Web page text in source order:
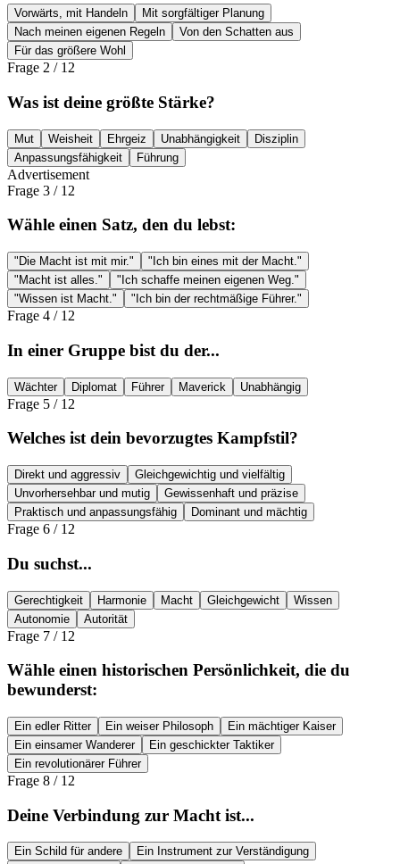
Vorwärts, mit Handeln
Mit sorgfältiger Planung
Nach meinen eigenen Regeln
Von den Schatten aus
Für das größere Wohl
Frage 2 / 12
Was ist deine größte Stärke?
Mut Weisheit Ehrgeiz Unabhängigkeit
Disziplin
Anpassungsfähigkeit
Führung
Advertisement
Frage 3 / 12
Wähle einen Satz, den du lebst:
"Die Macht ist mit mir."
"Ich bin eines mit der Macht."
"Macht ist alles."
"Ich schaffe meinen eigenen Weg."
"Wissen ist Macht."
"Ich bin der rechtmäßige Führer."
Frage 4 / 12
In einer Gruppe bist du der...
Wächter Diplomat Führer Maverick Unabhängig
Frage 5 / 12
Welches ist dein bevorzugtes Kampfstil?
Direkt und aggressiv
Gleichgewichtig und vielfältig
Unvorhersehbar und mutig
Gewissenhaft und präzise
Praktisch und anpassungsfähig
Dominant und mächtig
Frage 6 / 12
Du suchst...
Gerechtigkeit Harmonie Macht Gleichgewicht
Wissen
Autonomie
Autorität
Frage 7 / 12
Wähle einen historischen Persönlichkeit, die du
bewunderst:
Ein edler Ritter Ein weiser Philosoph
Ein mächtiger Kaiser
Ein einsamer Wanderer
Ein geschickter Taktiker
Ein revolutionärer Führer
Frage 8 / 12
Deine Verbindung zur Macht ist...
Ein Schild für andere
Ein Instrument zur Verständigung